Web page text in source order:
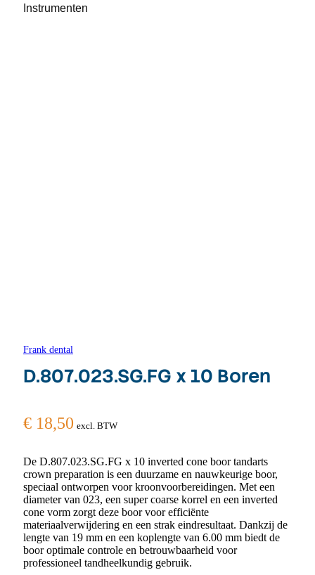
Instrumenten
Frank dental
D.807.023.SG.FG x 10 Boren
€ 18,50 excl. BTW
De D.807.023.SG.FG x 10 inverted cone boor tandarts
crown preparation is een duurzame en nauwkeurige boor,
speciaal ontworpen voor kroonvoorbereidingen. Met een
diameter van 023, een super coarse korrel en een inverted
cone vorm zorgt deze boor voor efficiënte
materiaalverwijdering en een strak eindresultaat. Dankzij de
lengte van 19 mm en een koplengte van 6.00 mm biedt de
boor optimale controle en betrouwbaarheid voor
professioneel tandheelkundig gebruik.